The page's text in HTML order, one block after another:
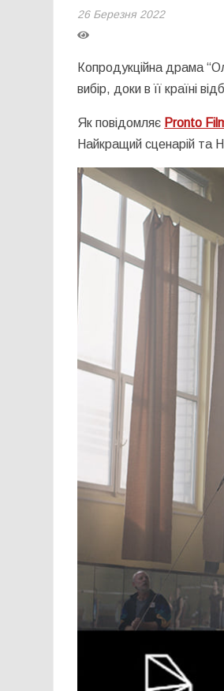
26 Березня 2022
Копродукційна драма
вибір, доки в її країні
Як повідомляє Pronto
Найкращий сценарій та